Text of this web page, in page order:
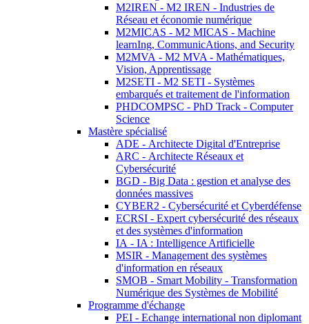
M2IREN - M2 IREN - Industries de
Réseau et économie numérique
M2MICAS - M2 MICAS - Machine
learnIng, CommunicAtions, and Security
M2MVA - M2 MVA - Mathématiques,
Vision, Apprentissage
M2SETI - M2 SETI - Systèmes
embarqués et traitement de l'information
PHDCOMPSC - PhD Track - Computer
Science
Mastère spécialisé
ADE - Architecte Digital d'Entreprise
ARC - Architecte Réseaux et
Cybersécurité
BGD - Big Data : gestion et analyse des
données massives
CYBER2 - Cybersécurité et Cyberdéfense
ECRSI - Expert cybersécurité des réseaux
et des systèmes d'information
IA - IA : Intelligence Artificielle
MSIR - Management des systèmes
d'information en réseaux
SMOB - Smart Mobility - Transformation
Numérique des Systèmes de Mobilité
Programme d'échange
PEI - Echange international non diplomant